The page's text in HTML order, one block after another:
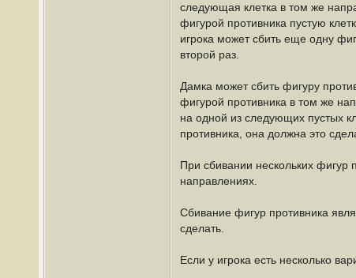
следующая клетка в том же
фигурой противника пустую
игрока может сбить еще одну
второй раз.
Дамка может сбить фигуру
фигурой противника в том же
на одной из следующих пустых
противника, она должна это
При сбивании нескольких фигур
направлениях.
Сбивание фигур противника
сделать.
Если у игрока есть несколько